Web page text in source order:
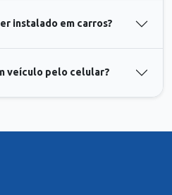
instalado em carros?
veículo pelo celular?